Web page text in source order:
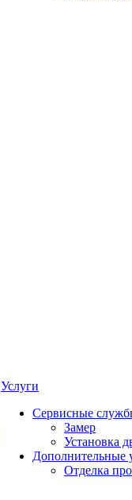
Услуги
Сервисные
Замер
Установка
Дополнительные
Отделка